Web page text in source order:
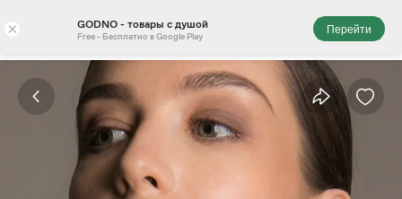
× GODNO - товары с душой
Free - Бесплатно в Google Play
Перейти